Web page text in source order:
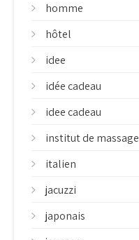
homme
hôtel
idee
idée cadeau
idee cadeau
institut de massage
italien
jacuzzi
japonais